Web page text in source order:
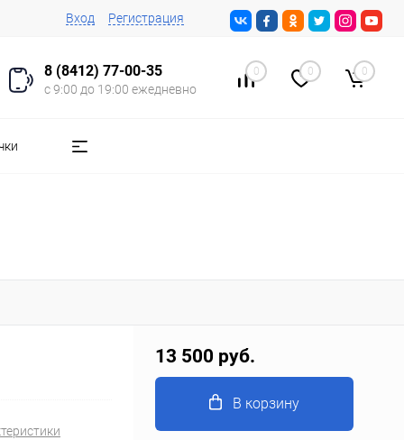
Вход Регистрация
8 (8412) 77-00-35
с 9:00 до 19:00 ежедневно
0 0 0
13 500 руб.
В корзину